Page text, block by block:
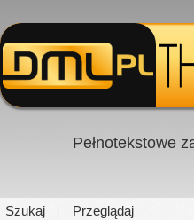
Pełnotekstowe
Szukaj Przeglądaj